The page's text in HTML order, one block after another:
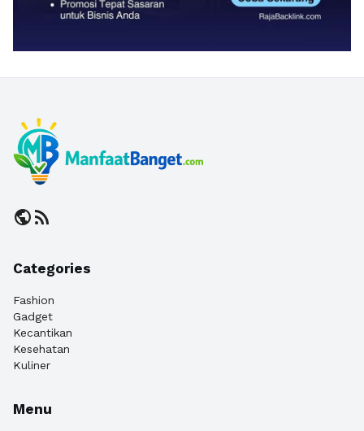
publicrss_feed
Categories
Fashion
Gadget
Kecantikan
Kesehatan
Kuliner
Menu